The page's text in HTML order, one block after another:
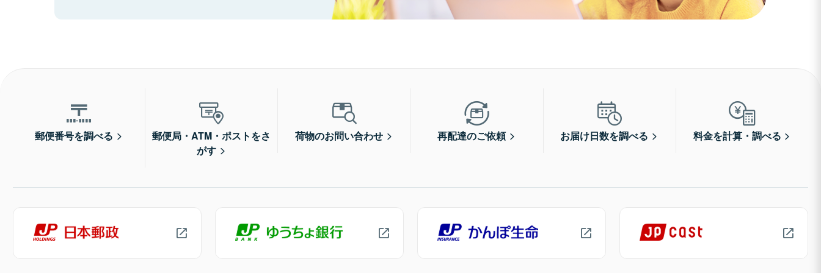
郵便番号を調べる
郵便局・ATM・ポストをさ
がす
荷物のお問い合わせ 再配達のご依頼 お届け日数を調べる 料金を計算・調べる